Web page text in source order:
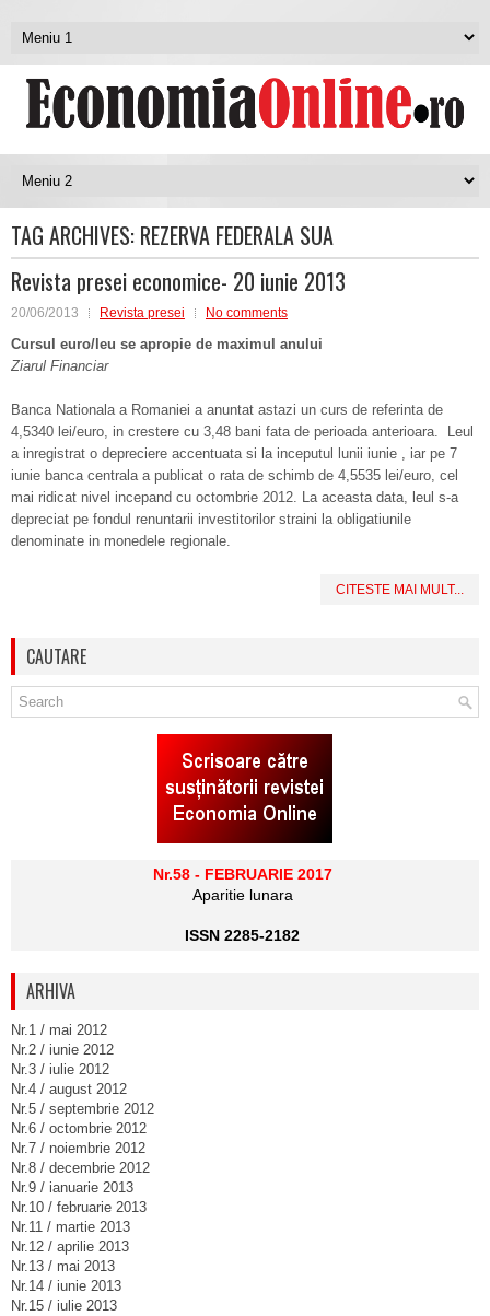
TAG ARCHIVES: REZERVA FEDERALA SUA
Revista presei economice- 20 iunie 2013
20/06/2013 Revista presei No comments
Cursul euro/leu se apropie de maximul anului
Ziarul Financiar
Banca Nationala a Romaniei a anuntat astazi un curs de referinta de
4,5340 lei/euro, in crestere cu 3,48 bani fata de perioada anterioara. Leul
a inregistrat o depreciere accentuata si la inceputul lunii iunie , iar pe 7
iunie banca centrala a publicat o rata de schimb de 4,5535 lei/euro, cel
mai ridicat nivel incepand cu octombrie 2012. La aceasta data, leul s-a
depreciat pe fondul renuntarii investitorilor straini la obligatiunile
denominate in monedele regionale.
CITESTE MAI MULT...
CAUTARE
Nr.58 - FEBRUARIE 2017
Aparitie lunara
ISSN 2285-2182
ARHIVA
Nr.1 / mai 2012
Nr.2 / iunie 2012
Nr.3 / iulie 2012
Nr.4 / august 2012
Nr.5 / septembrie 2012
Nr.6 / octombrie 2012
Nr.7 / noiembrie 2012
Nr.8 / decembrie 2012
Nr.9 / ianuarie 2013
Nr.10 / februarie 2013
Nr.11 / martie 2013
Nr.12 / aprilie 2013
Nr.13 / mai 2013
Nr.14 / iunie 2013
Nr.15 / iulie 2013